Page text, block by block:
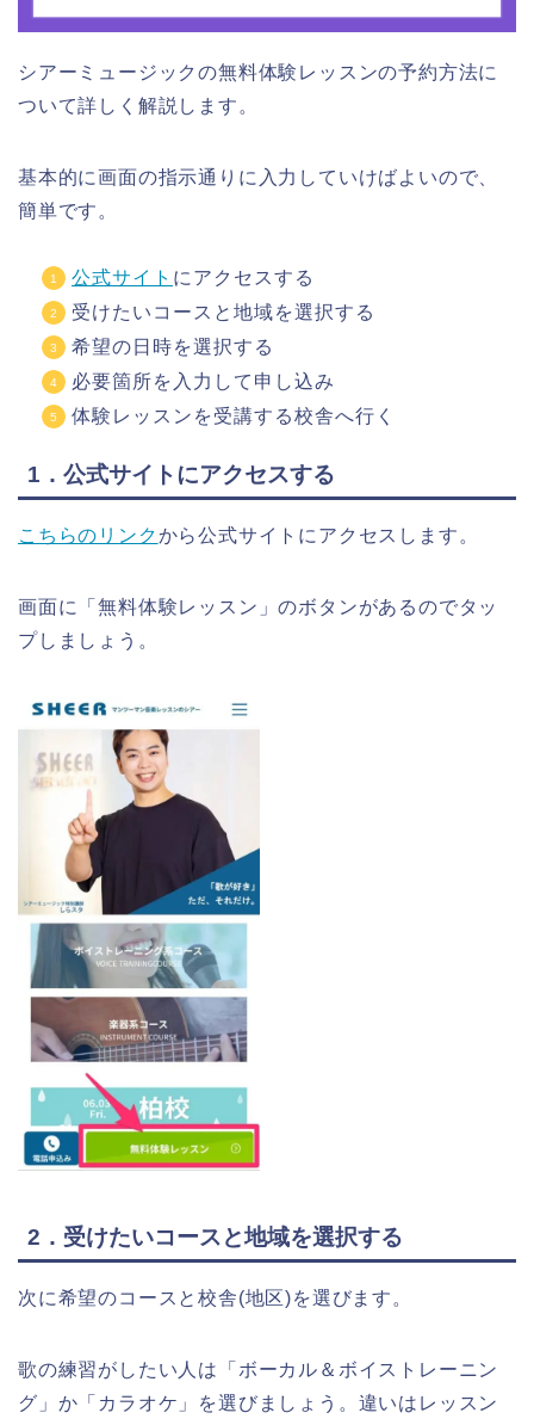
シアーミュージックの無料体験レッスンの予約方法に
ついて詳しく解説します。
基本的に画面の指示通りに入力していけばよいので、
簡単です。
公式サイト にアクセスする
受けたいコースと地域を選択する
希望の日時を選択する
必要箇所を入力して申し込み
体験レッスンを受講する校舎へ行く
1．公式サイトにアクセスする
こちらのリンクから公式サイトにアクセスします。
画面に「無料体験レッスン」のボタンがあるのでタッ
プしましょう。
2．受けたいコースと地域を選択する
次に希望のコースと校舎(地区)を選びます。
歌の練習がしたい人は「ボーカル＆ボイストレーニン
グ」か「カラオケ」を選びましょう。違いはレッスン